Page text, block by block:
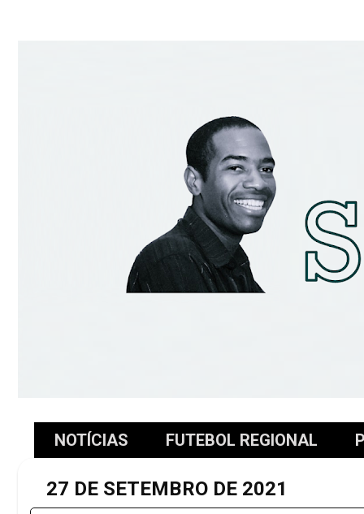
NOTÍCIAS FUTEBOL REGIONAL
27 DE SETEMBRO DE 2021